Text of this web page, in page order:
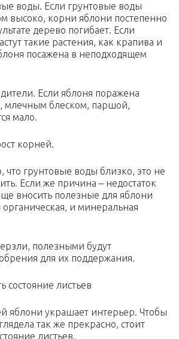
воды. Если грунтовые воды
высоко, корни яблони постепенно
дерево погибает. Если
такие растения, как крапива и
посажена в неподходящем
Если яблоня поражена
млечным блеском, паршой,
мало.
корней.
что грунтовые воды близко, это не
Если же причина – недостаток
вносить полезные для яблони
и минеральная
полезными будут
для их поддержания.
состояние листьев
яблони украшает интерьер. Чтобы
так же прекрасно, стоит
листьев.